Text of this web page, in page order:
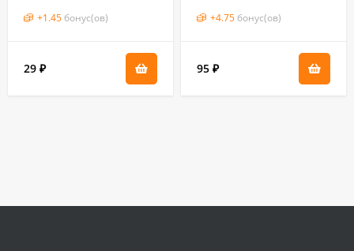
+1.45 бонус(ов)
29 ₽
+4.75 бонус(ов)
95 ₽